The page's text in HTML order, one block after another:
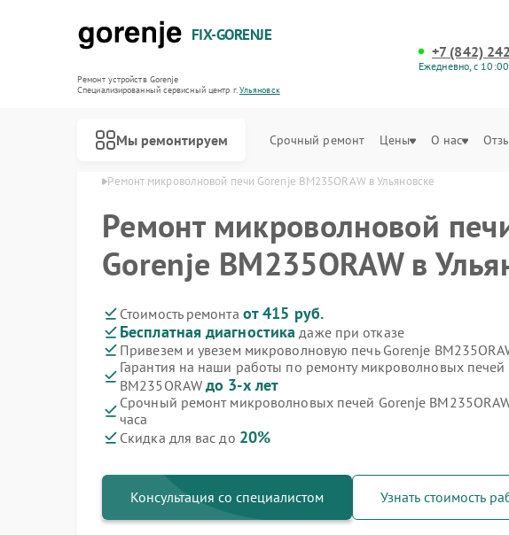
FIX-GORENJE
Ремонт устройств Gorenje
Специализированный cервисный центр г.Ульяновск
+7 (842)
Ежедневно, с
Мы ремонтируем Срочный ремонт Цены О нас
в Ульяновске Ремонт микроволновой печи Gorenje BM235ORAW в Ульяновске
Ремонт микроволновой
Gorenje BM235ORAW в
Стоимость ремонта от 415 руб.
Бесплатная диагностика даже при отказе
Привезем и увезем микроволновую печь Gorenje
Гарантия на наши работы по ремонту микроволновых печей
BM235ORAW до 3-х лет
Срочный ремонт микроволновых печей Gorenje
часа
Скидка для вас до 20%
Консультация со специалистом Узнать стоимость